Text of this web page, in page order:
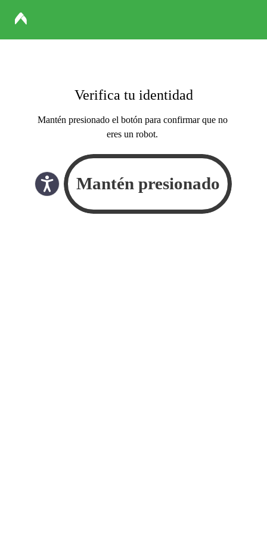
Verifica tu identidad
Mantén presionado el botón para confirmar que no
eres un robot.